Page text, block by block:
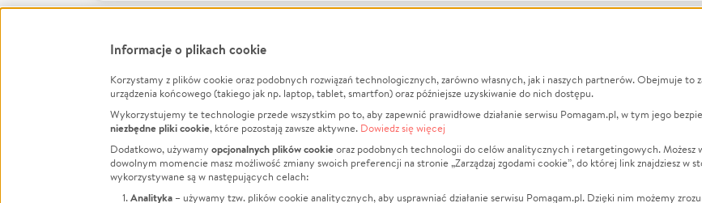
FacebookTwitter Instagram
LinkedInTikTok Youtube
Informacje
Jak to działa?
Regulamin
Polityka Prywatności
O nas
Opinie
Raporty
Za darmo
Pożar
Informacje o plikach cookie
Korzystamy z plików cookie oraz podobnych rozwiązań technologicznych, zarówno własnych, jak i naszych partnerów. Obejmuje
urządzenia końcowego (takiego jak np. laptop, tablet, smartfon) oraz późniejsze uzyskiwanie do nich dostępu.
Wykorzystujemy te technologie przede wszystkim po to, aby zapewnić prawidłowe działanie serwisu Pomagam.pl, w tym jego
niezbędne pliki cookie, które pozostają zawsze aktywne. Dowiedz się więcej
Dodatkowo, używamy opcjonalnych plików cookieoraz podobnych technologii do celów analitycznych i retargetingowych. Możesz
dowolnym momencie masz możliwość zmiany swoich preferencji na stronie „Zarządzaj zgodami cookie”, do której link znajdziesz w
wykorzystywane są w następujących celach:
Analityka – używamy tzw. plików cookie analitycznych, aby usprawniać działanie serwisu Pomagam.pl. Dzięki nim możemy